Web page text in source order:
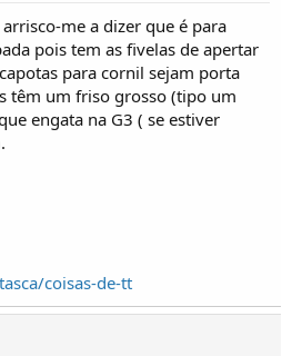
me a dizer que é para
pois tem as fivelas de apertar
para cornil sejam porta
têm um friso grosso (tipo um
engata na G3 ( se estiver
coisas-de-tt